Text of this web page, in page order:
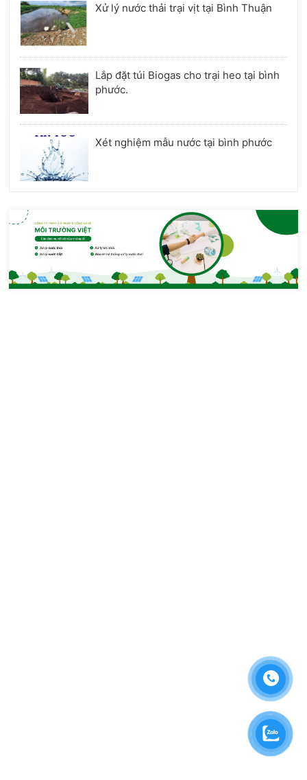
Xử lý nước thải trại vịt tại Bình Thuận
Lắp đặt túi Biogas cho trại heo tại bình
phước.
Xét nghiệm mẫu nước tại bình phước